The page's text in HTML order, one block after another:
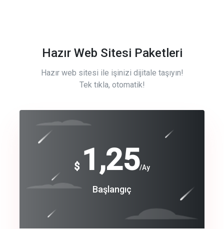
Hazır Web Sitesi Paketleri
Hazır web sitesi ile işinizi dijitale taşıyın!
Tek tıkla, otomatik!
$ 1,25/Ay
Başlangıç
Free
Basic